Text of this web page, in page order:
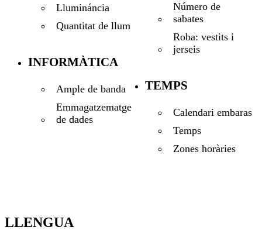
Llumináncia
Quantitat de llum
INFORMÀTICA
Ample de banda
Emmagatzematge
de dades
Número de
sabates
Roba: vestits i
jerseis
TEMPS
Calendari embaras
Temps
Zones horàries
LLENGUA